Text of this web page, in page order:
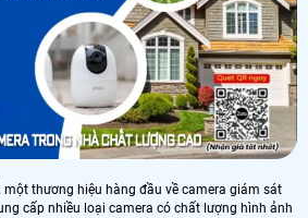
một thương hiệu hàng đầu về camera giám sát
cấp nhiều loại camera có chất lượng hình ảnh